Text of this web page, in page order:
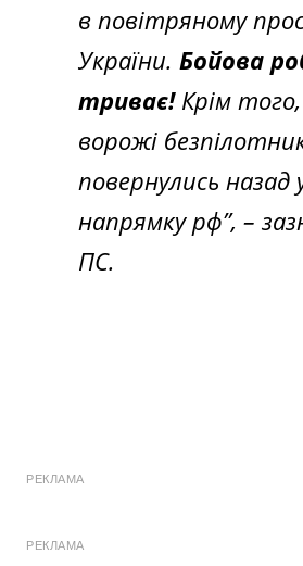
в повітряному
України. Бойова
триває!Крім
ворожі
повернулись назад
напрямку рф”, –
ПС.
РЕКЛАМА
РЕКЛАМА